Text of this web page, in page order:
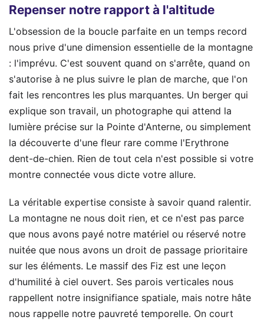
Repenser notre rapport à l'altitude
L'obsession de la boucle parfaite en un temps record
nous prive d'une dimension essentielle de la montagne
: l'imprévu. C'est souvent quand on s'arrête, quand on
s'autorise à ne plus suivre le plan de marche, que l'on
fait les rencontres les plus marquantes. Un berger qui
explique son travail, un photographe qui attend la
lumière précise sur la Pointe d'Anterne, ou simplement
la découverte d'une fleur rare comme l'Erythrone
dent-de-chien. Rien de tout cela n'est possible si votre
montre connectée vous dicte votre allure.
La véritable expertise consiste à savoir quand ralentir.
La montagne ne nous doit rien, et ce n'est pas parce
que nous avons payé notre matériel ou réservé notre
nuitée que nous avons un droit de passage prioritaire
sur les éléments. Le massif des Fiz est une leçon
d'humilité à ciel ouvert. Ses parois verticales nous
rappellent notre insignifiance spatiale, mais notre hâte
nous rappelle notre pauvreté temporelle. On court